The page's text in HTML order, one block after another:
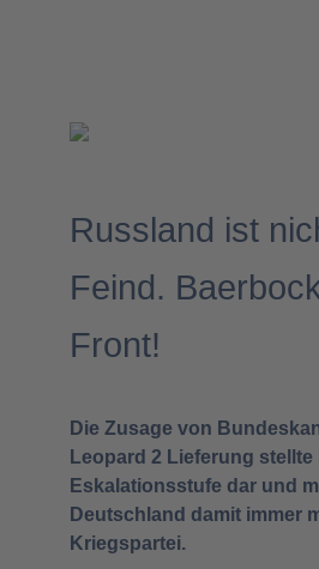
Russland ist
Feind.
Front!
Die Zusage von
Leopard 2 Lieferung stellte
Eskalationsstufe dar und
Deutschland damit immer
Kriegspartei.